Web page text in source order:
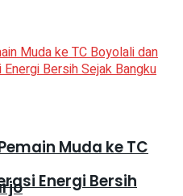
Muda ke TC
Energi Bersih